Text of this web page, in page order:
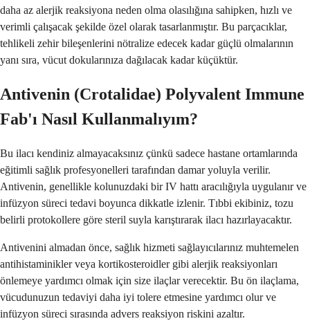
daha az alerjik reaksiyona neden olma olasılığına sahipken, hızlı ve
verimli çalışacak şekilde özel olarak tasarlanmıştır. Bu parçacıklar,
tehlikeli zehir bileşenlerini nötralize edecek kadar güçlü olmalarının
yanı sıra, vücut dokularınıza dağılacak kadar küçüktür.
Antivenin (Crotalidae) Polyvalent Immune
Fab'ı Nasıl Kullanmalıyım?
Bu ilacı kendiniz almayacaksınız çünkü sadece hastane ortamlarında
eğitimli sağlık profesyonelleri tarafından damar yoluyla verilir.
Antivenin, genellikle kolunuzdaki bir IV hattı aracılığıyla uygulanır ve
infüzyon süreci tedavi boyunca dikkatle izlenir. Tıbbi ekibiniz, tozu
belirli protokollere göre steril suyla karıştırarak ilacı hazırlayacaktır.
Antivenini almadan önce, sağlık hizmeti sağlayıcılarınız muhtemelen
antihistaminikler veya kortikosteroidler gibi alerjik reaksiyonları
önlemeye yardımcı olmak için size ilaçlar verecektir. Bu ön ilaçlama,
vücudunuzun tedaviyi daha iyi tolere etmesine yardımcı olur ve
infüzyon süreci sırasında advers reaksiyon riskini azaltır.